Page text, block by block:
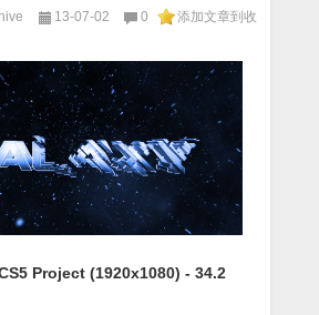
13-07-02 0
添加文章到收
Project (1920x1080) - 34.2